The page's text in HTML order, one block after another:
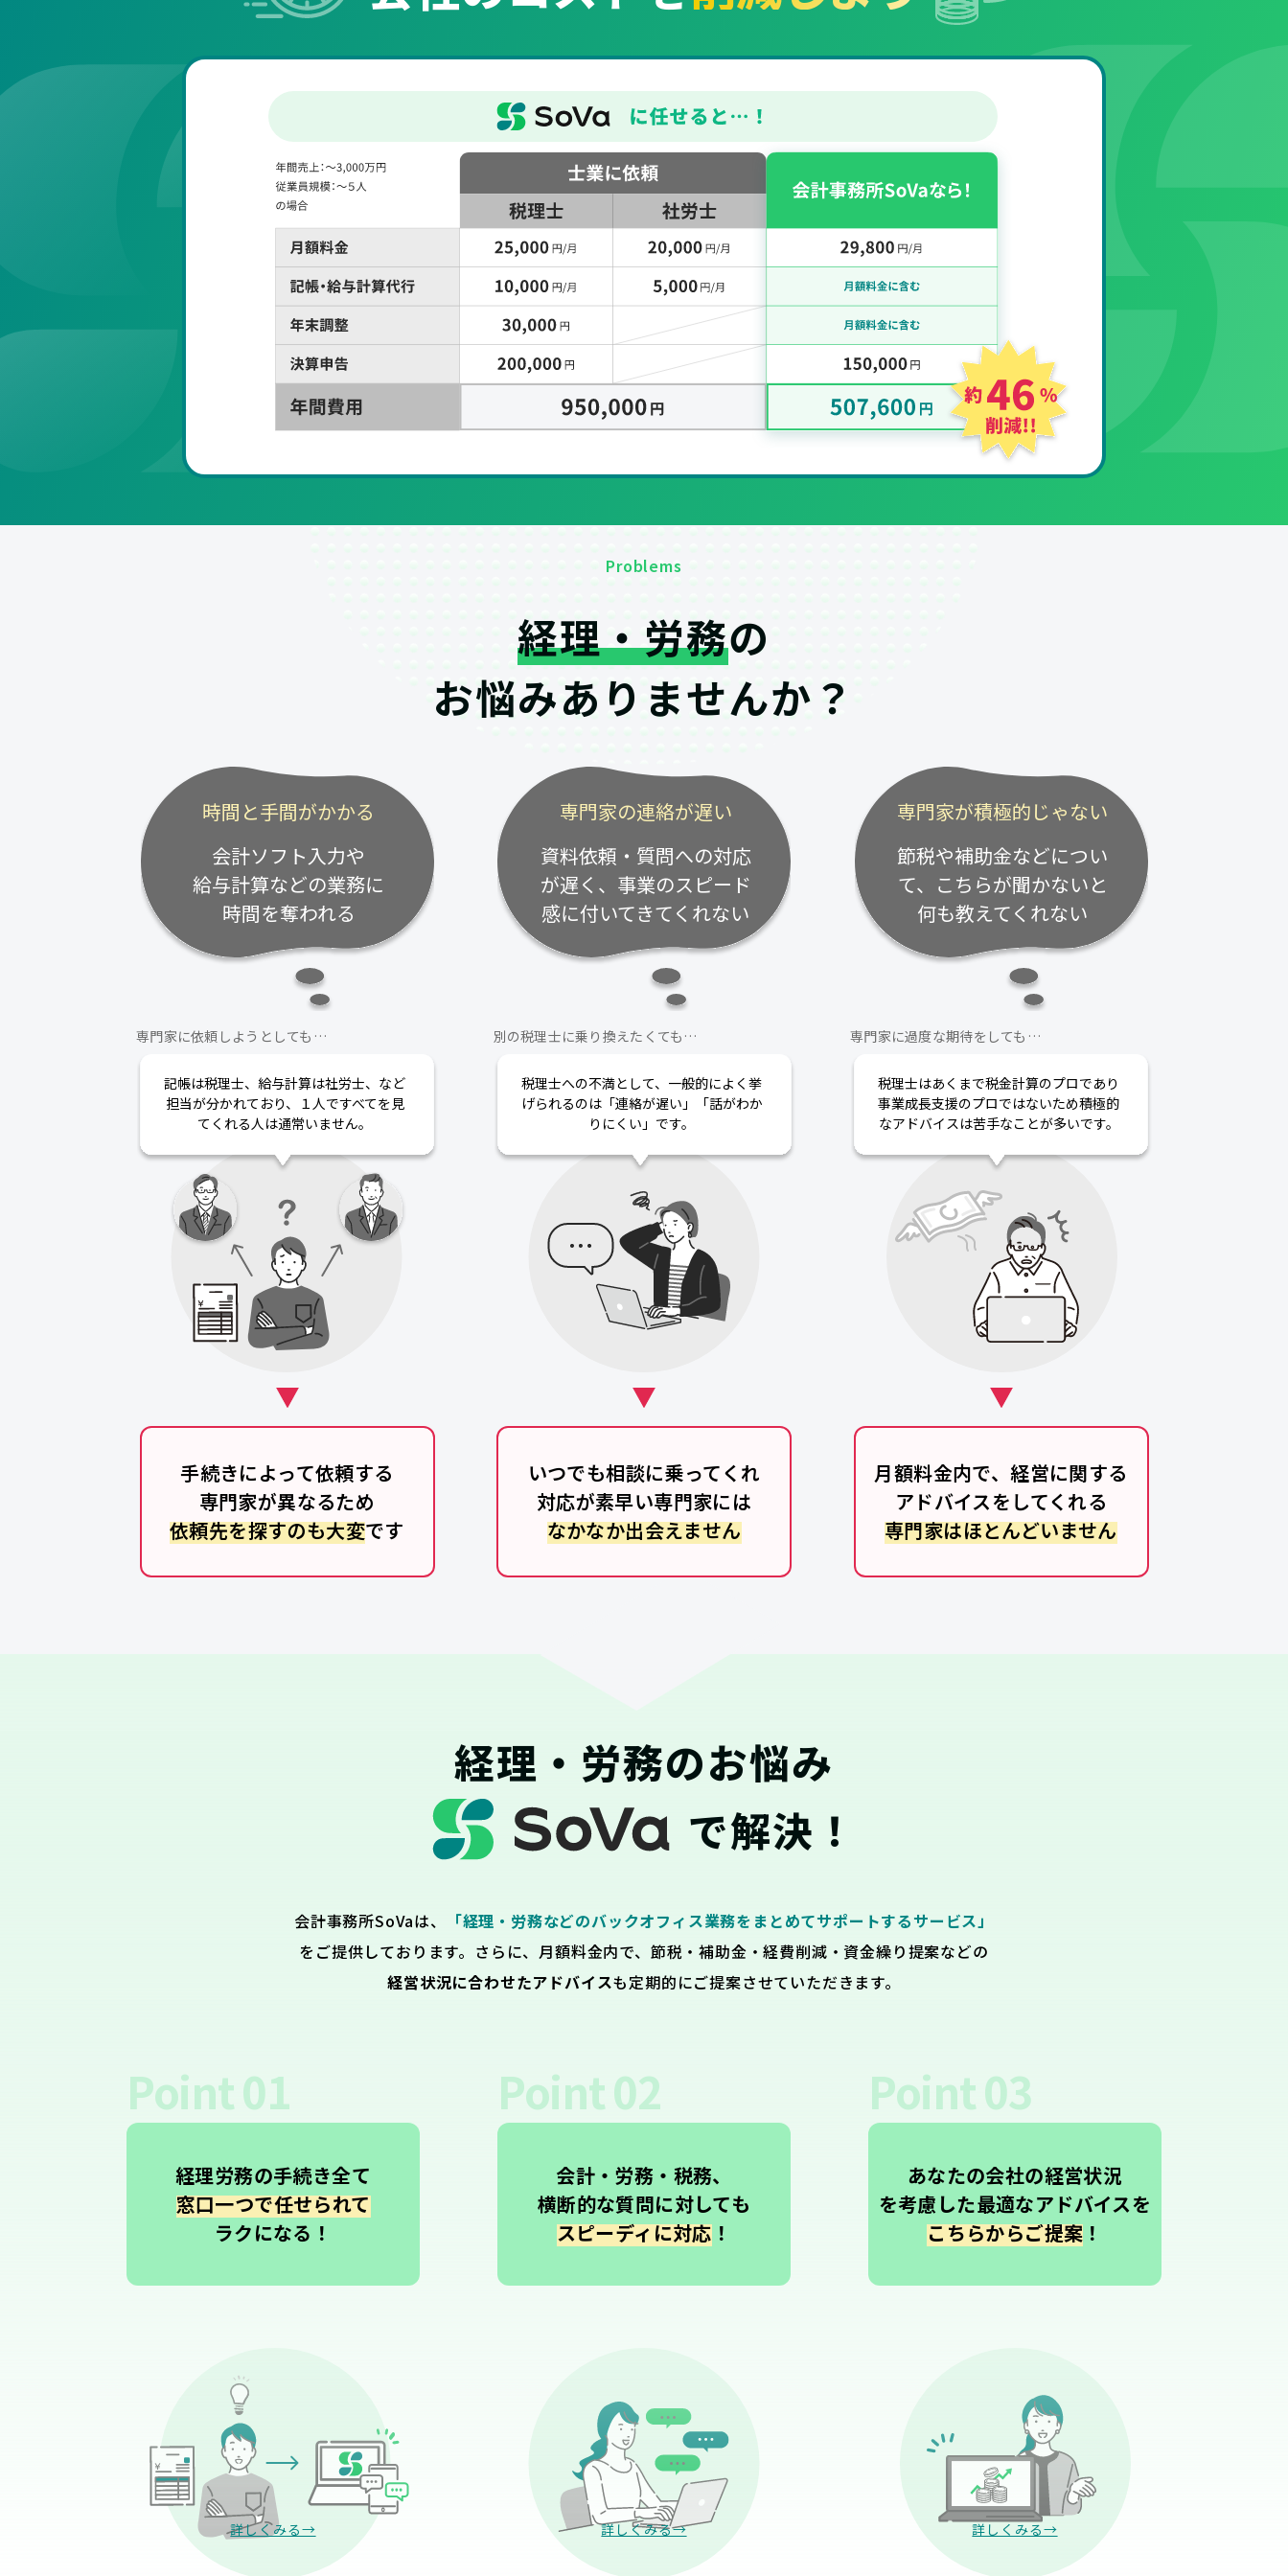
Problems
経理・労務の
お悩みありませんか？
時間と手間がかかる
会計ソフト入力や
給与計算などの業務に
時間を奪われる
専門家に依頼しようとしても…
記帳は税理士、給与計算は社労士、など
担当が分かれており、１人ですべてを見
てくれる人は通常いません。
手続きによって依頼する
専門家が異なるため
依頼先を探すのも大変です
専門家の連絡が遅い
資料依頼・質問への対応
が遅く、事業のスピード
感に付いてきてくれない
別の税理士に乗り換えたくても…
税理士への不満として、一般的によく挙
げられるのは「連絡が遅い」「話がわか
りにくい」です。
いつでも相談に乗ってくれ
対応が素早い専門家には
なかなか出会えません
専門家が積極的じゃない
節税や補助金などについ
て、こちらが聞かないと
何も教えてくれない
専門家に過度な期待をしても…
税理士はあくまで税金計算のプロであり
事業成長支援のプロではないため積極的
なアドバイスは苦手なことが多いです。
月額料金内で、経営に関する
アドバイスをしてくれる
専門家はほとんどいません
経理・労務のお悩み
で解決！
会計事務所SoVaは、
「経理・労務などのバックオフィス業務をまとめてサポートするサービス」
をご提供しております。さらに、月額料金内で、節税・補助金・経費削減・資金繰り提案などの
経営状況に合わせたアドバイスも定期的にご提案させていただきます。
Point01
経理労務の手続き全て
窓口一つで任せられて
ラクになる！
詳しくみる→
Point02
会計・労務・税務、
横断的な質問に対しても
スピーディに対応！
詳しくみる→
Point03
あなたの会社の経営状況
を考慮した最適なアドバイスを
こちらからご提案 ！
詳しくみる→